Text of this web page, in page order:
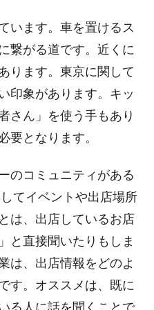
います。車を置けるス
繋がる道です。近くに
ります。東京に関して
印象があります。キッ
さん」を使う手もあり
要となります。
のコミュニティがある
てイベントや出店場所
は、出店しているお店
と直接聞いたりもしま
は、出店情報をどのよ
す。オススメは、既に
る人に話を聞くことで